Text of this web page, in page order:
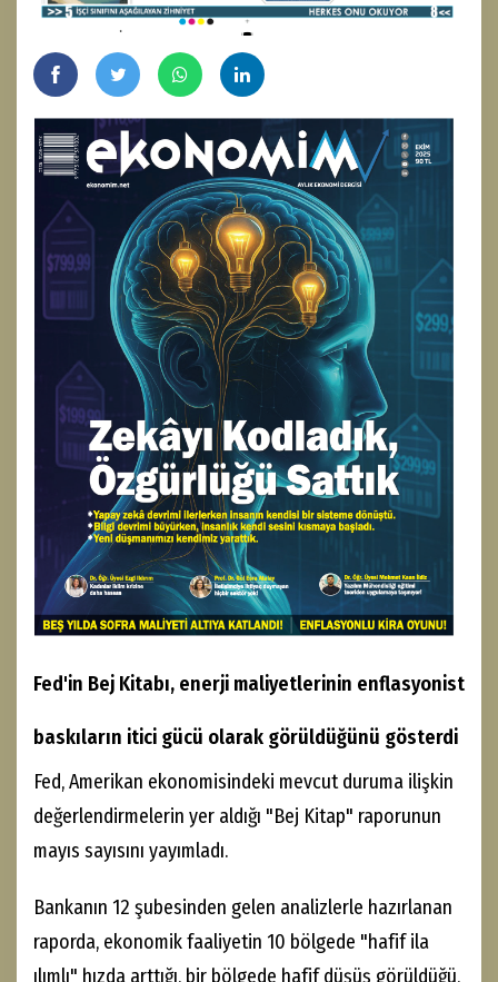
Fed'in Bej Kitabı, enerji maliyetlerinin enflasyonist
baskıların itici gücü olarak görüldüğünü gösterdi
Fed, Amerikan ekonomisindeki mevcut duruma ilişkin
değerlendirmelerin yer aldığı "Bej Kitap" raporunun
mayıs sayısını yayımladı.
Bankanın 12 şubesinden gelen analizlerle hazırlanan
raporda, ekonomik faaliyetin 10 bölgede "hafif ila
ılımlı" hızda arttığı, bir bölgede hafif düşüş görüldüğü,